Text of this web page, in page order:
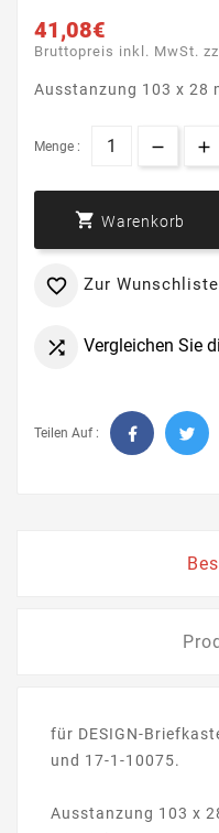
41,08€
Bruttopreis inkl. MwSt.
Ausstanzung 103 x 28
Menge :
 Warenkorb
 Zur
 Vergleichen Sie
Teilen Auf :
für DESIGN-
und 17-1-10075.
Ausstanzung 103 x